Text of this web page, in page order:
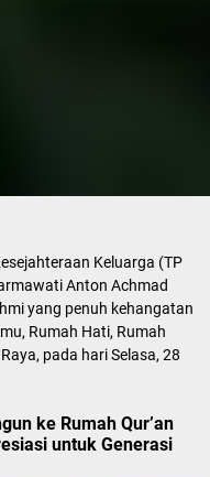
Keluarga (TP
Anton Achmad
yang penuh kehangatan
Rumah Hati, Rumah
pada hari Selasa, 28
ke Rumah Qur’an
untuk Generasi